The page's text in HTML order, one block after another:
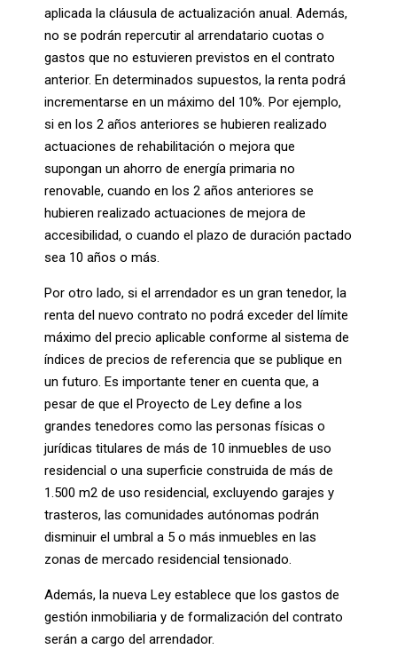
aplicada la cláusula de actualización anual. Además,
no se podrán repercutir al arrendatario cuotas o
gastos que no estuvieren previstos en el contrato
anterior. En determinados supuestos, la renta podrá
incrementarse en un máximo del 10%. Por ejemplo,
si en los 2 años anteriores se hubieren realizado
actuaciones de rehabilitación o mejora que
supongan un ahorro de energía primaria no
renovable, cuando en los 2 años anteriores se
hubieren realizado actuaciones de mejora de
accesibilidad, o cuando el plazo de duración pactado
sea 10 años o más.
Por otro lado, si el arrendador es un gran tenedor, la
renta del nuevo contrato no podrá exceder del límite
máximo del precio aplicable conforme al sistema de
índices de precios de referencia que se publique en
un futuro. Es importante tener en cuenta que, a
pesar de que el Proyecto de Ley define a los
grandes tenedores como las personas físicas o
jurídicas titulares de más de 10 inmuebles de uso
residencial o una superficie construida de más de
1.500 m2 de uso residencial, excluyendo garajes y
trasteros, las comunidades autónomas podrán
disminuir el umbral a 5 o más inmuebles en las
zonas de mercado residencial tensionado.
Además, la nueva Ley establece que los gastos de
gestión inmobiliaria y de formalización del contrato
serán a cargo del arrendador.